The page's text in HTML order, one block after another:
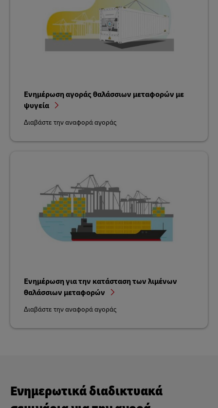
Ενημέρωση αγοράς θαλάσσιων μεταφορών με
ψυγεία
Διαβάστε την αναφορά αγοράς
Ενημέρωση για την κατάσταση των λιμένων
θαλάσσιων μεταφορών
Διαβάστε την αναφορά αγοράς
Ενημερωτικά διαδικτυακά